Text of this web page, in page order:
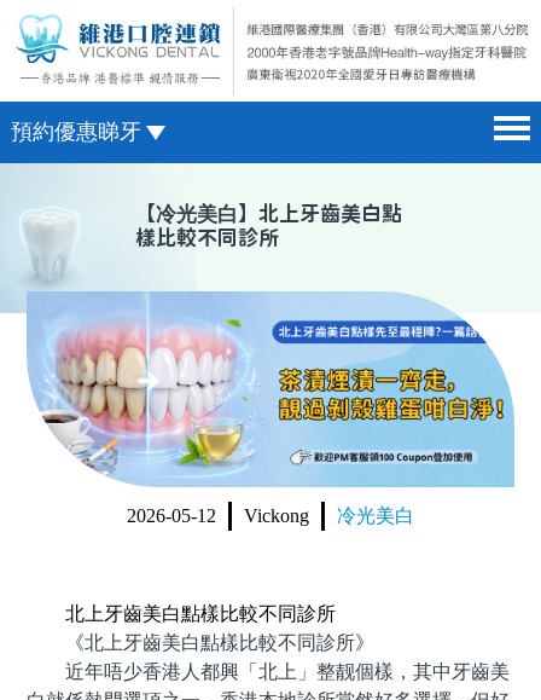
預約優惠睇牙
醫院簡介 hospital introduction
醫生介紹 doctor introduction
醫療新聞 medical news
種植牙 dental implant
箍牙 orthodontics
收費標準 change standard
微信預約
WhatsApp預約
【冷光美白】北上牙齒美白點
樣比較不同診所
2026-05-12 Vickong 冷光美白
北上牙齒美白點樣比較不同診所
《北上牙齒美白點樣比較不同診所》
近年唔少香港人都興「北上」整靓個樣，其中牙齒美